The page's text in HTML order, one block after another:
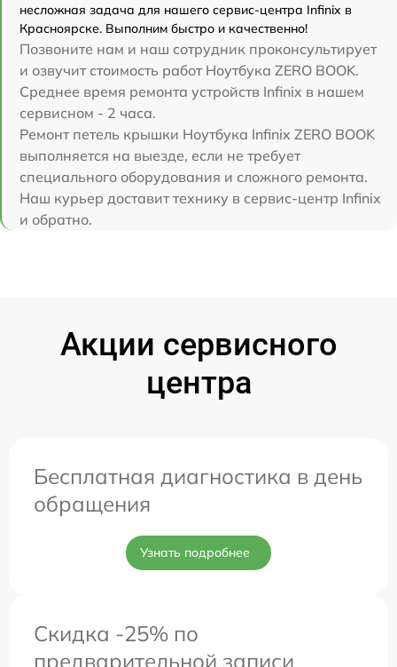
несложная задача для нашего сервис-центра Infinix в
Красноярске. Выполним быстро и качественно!
Позвоните нам и наш сотрудник проконсультирует
и озвучит стоимость работ Ноутбука ZERO BOOK.
Среднее время ремонта устройств Infinix в нашем
сервисном - 2 часа.
Ремонт петель крышки Ноутбука Infinix ZERO BOOK
выполняется на выезде, если не требует
специального оборудования и сложного ремонта.
Наш курьер доставит технику в сервис-центр Infinix
и обратно.
Акции сервисного
центра
Бесплатная диагностика в день
обращения
Узнать подробнее
Скидка -25% по
предварительной записи